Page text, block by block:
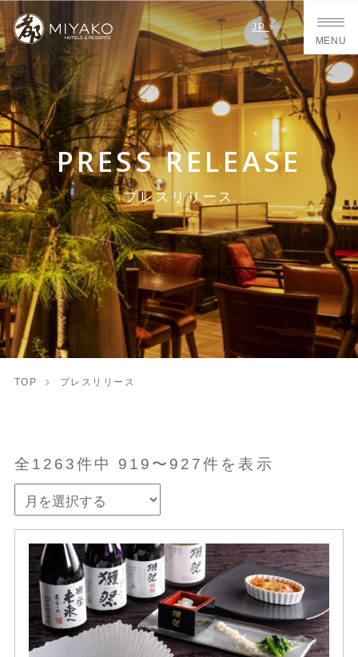
JP
MENU
PRESS RELEASE
プレスリリース
TOP プレスリリース
全1263件中 919〜927件を表示